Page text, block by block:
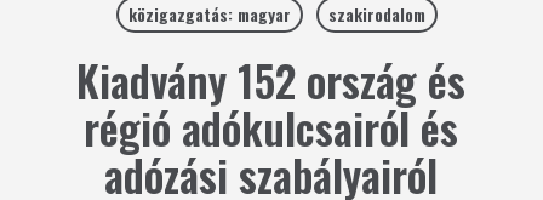
közigazgatás: magyar
szakirodalom
Kiadvány 152 ország és
régió adókulcsairól és
adózási szabályairól